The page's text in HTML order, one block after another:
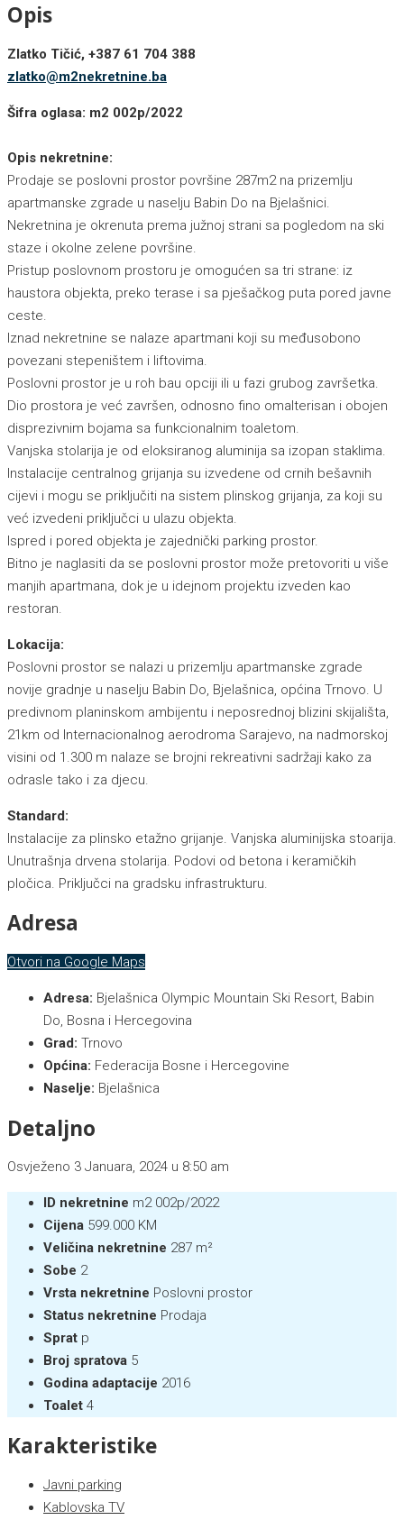
Opis
Zlatko Tičić, +387 61 704 388
zlatko@m2nekretnine.ba
Šifra oglasa: m2 002p/2022
Opis nekretnine:
Prodaje se poslovni prostor površine 287m2 na prizemlju
apartmanske zgrade u naselju Babin Do na Bjelašnici.
Nekretnina je okrenuta prema južnoj strani sa pogledom na ski
staze i okolne zelene površine.
Pristup poslovnom prostoru je omogućen sa tri strane: iz
haustora objekta, preko terase i sa pješačkog puta pored javne
ceste.
Iznad nekretnine se nalaze apartmani koji su međusobono
povezani stepeništem i liftovima.
Poslovni prostor je u roh bau opciji ili u fazi grubog završetka.
Dio prostora je već završen, odnosno fino omalterisan i obojen
disprezivnim bojama sa funkcionalnim toaletom.
Vanjska stolarija je od eloksiranog aluminija sa izopan staklima.
Instalacije centralnog grijanja su izvedene od crnih bešavnih
cijevi i mogu se priključiti na sistem plinskog grijanja, za koji su
već izvedeni priključci u ulazu objekta.
Ispred i pored objekta je zajednički parking prostor.
Bitno je naglasiti da se poslovni prostor može pretovoriti u više
manjih apartmana, dok je u idejnom projektu izveden kao
restoran.
Lokacija:
Poslovni prostor se nalazi u prizemlju apartmanske zgrade
novije gradnje u naselju Babin Do, Bjelašnica, općina Trnovo. U
predivnom planinskom ambijentu i neposrednoj blizini skijališta,
21km od Internacionalnog aerodroma Sarajevo, na nadmorskoj
visini od 1.300 m nalaze se brojni rekreativni sadržaji kako za
odrasle tako i za djecu.
Standard:
Instalacije za plinsko etažno grijanje. Vanjska aluminijska stoarija.
Unutrašnja drvena stolarija. Podovi od betona i keramičkih
pločica. Priključci na gradsku infrastrukturu.
Adresa
Otvori na Google Maps
Adresa: Bjelašnica Olympic Mountain Ski Resort, Babin
Do, Bosna i Hercegovina
Grad: Trnovo
Općina: Federacija Bosne i Hercegovine
Naselje: Bjelašnica
Detaljno
Osvježeno 3 Januara, 2024 u 8:50 am
ID nekretnine m2 002p/2022
Cijena 599.000 KM
Veličina nekretnine 287 m²
Sobe 2
Vrsta nekretnine Poslovni prostor
Status nekretnine Prodaja
Sprat p
Broj spratova 5
Godina adaptacije 2016
Toalet 4
Karakteristike
Javni parking
Kablovska TV